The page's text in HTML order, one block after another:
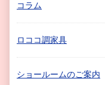
コラム
ロココ調家具
ショールームのご案内